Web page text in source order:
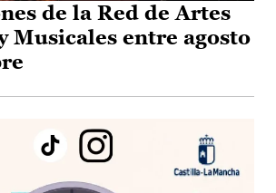
de la Red de Artes
Musicales entre agosto